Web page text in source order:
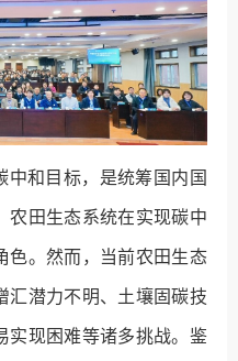
和目标，是统筹国内国
农田生态系统在实现碳中
色。然而，当前农田生态
汇潜力不明、土壤固碳技
实现困难等诸多挑战。鉴